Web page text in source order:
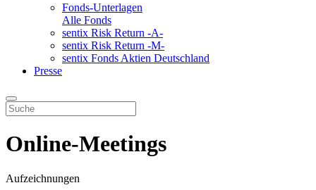
Fonds-Unterlagen
Alle Fonds
sentix Risk Return -A-
sentix Risk Return -M-
sentix Fonds Aktien Deutschland
Presse
Online-Meetings
Aufzeichnungen